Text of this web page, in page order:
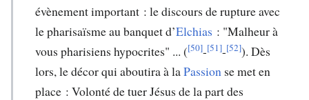
évènement important : le discours de rupture avec
le pharisaïsme au banquet d’Elchias : "Malheur à
vous pharisiens hypocrites" ... ([50]-[51]-[52]). Dès
lors, le décor qui aboutira à laPassion se met en
place : Volonté de tuer Jésus de la part des